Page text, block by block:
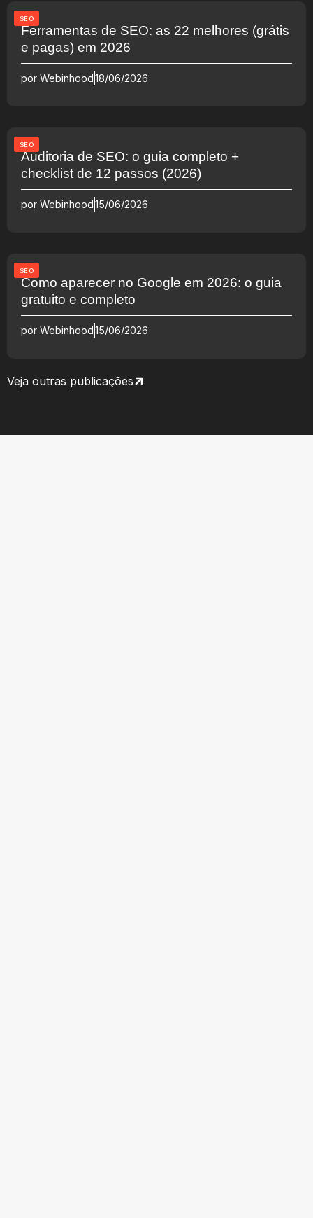
SEO
Ferramentas de SEO: as 22 melhores (grátis
e pagas) em 2026
por Webinhood18/06/2026
SEO
Auditoria de SEO: o guia completo +
checklist de 12 passos (2026)
por Webinhood15/06/2026
SEO
Como aparecer no Google em 2026: o guia
gratuito e completo
por Webinhood15/06/2026
Veja outras publicações